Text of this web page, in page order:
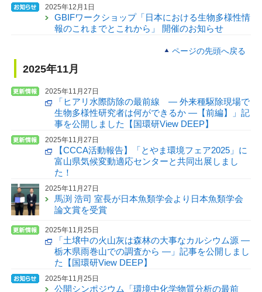
2025年12月1日
GBIFワークショップ「日本における生物多様性情
報のこれまでとこれから」 開催のお知らせ
ページの先頭へ戻る
2025年11月
2025年11月27日
「ヒアリ水際防除の最前線 — 外来種駆除現場で
生物多様性研究者は何ができるか —【前編】」記
事を公開しました【国環研View DEEP】
2025年11月27日
【CCCA活動報告】「とやま環境フェア2025」に
富山県気候変動適応センターと共同出展しまし
た！
2025年11月27日
馬渕 浩司 室長が日本魚類学会より日本魚類学会
論文賞を受賞
2025年11月25日
「土壌中の火山灰は森林の大事なカルシウム源 —
栃木県雨巻山での調査から —」記事を公開しまし
た【国環研View DEEP】
2025年11月25日
公開シンポジウム「環境中化学物質分析の最前